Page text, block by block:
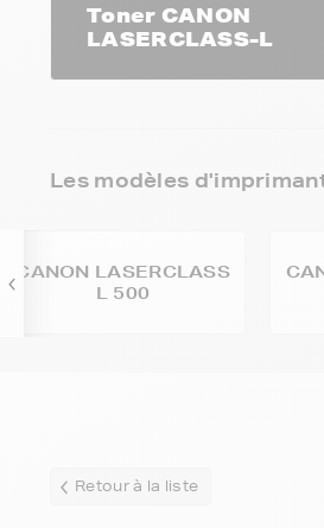
Toner CANON
LASERCLASS-L
Les modèles
CANON LASERCLASS
L 500
Retour à la liste